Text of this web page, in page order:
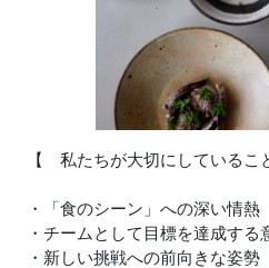
【 私たちが大切にしているこ
・「食のシーン」への深い情熱
・チームとして目標を達成する
・新しい挑戦への前向きな姿勢